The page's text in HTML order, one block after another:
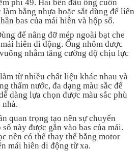
phi 49. Hai bên đầu ống cuốn
bằng nhựa hoặc sắt dùng để liên
bas của mái hiên và hộp số.
để nâng đỡ mép ngoài bạt che
hiên di động. Ống nhôm được
nhằm tăng cường độ chịu lực
từ nhiều chất liệu khác nhau và
thấm nước, đa dạng màu sắc để
dàng lựa chọn được màu sắc phù
quan trọng tạo nên sự chuyển
này được gắn vào bas của mái.
nên có thể thay thế bằng motor
mái hiên di động từ xa.